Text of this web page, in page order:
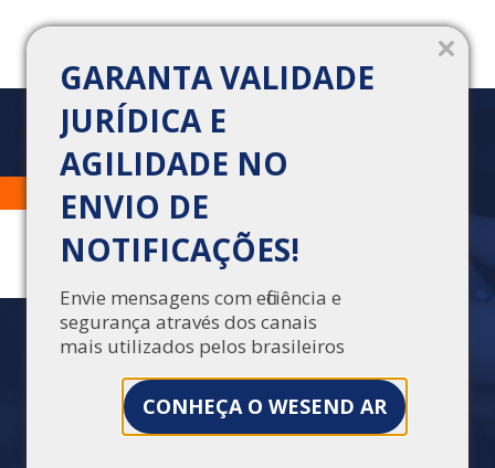
GARANTA VALIDADE
JURÍDICA E
AGILIDADE NO
ENVIO DE
NOTIFICAÇÕES!
Envie mensagens com eficiência e
segurança através dos canais
mais utilizados pelos brasileiros
CONHEÇA O WESEND AR
Trabalhe Conosco Central de Vendas
E-MAIL COMO PROVA
DOCUMENTAL: SAIBA
COMO UTILIZAR
Neste artigo, falamos sobre tudo o que você
precisa saber sobre e-mails com validade
jurídica que podem ser usados como prova
documental